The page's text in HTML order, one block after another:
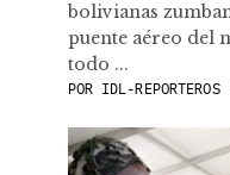
bolivianas
puente aéreo del
todo ...
POR IDL-REPORTEROS